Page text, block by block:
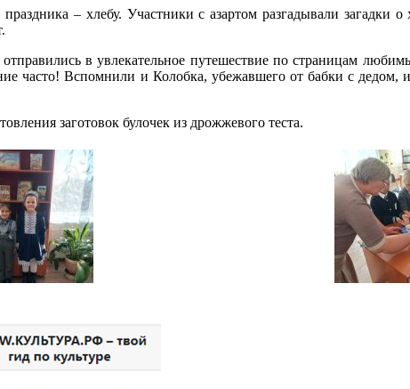
– хлебу. Участники с азартом разгадывали загадки
в увлекательное путешествие по страницам
часто! Вспомнили и Колобка, убежавшего от бабки с дедом,
заготовок булочек из дрожжевого теста.